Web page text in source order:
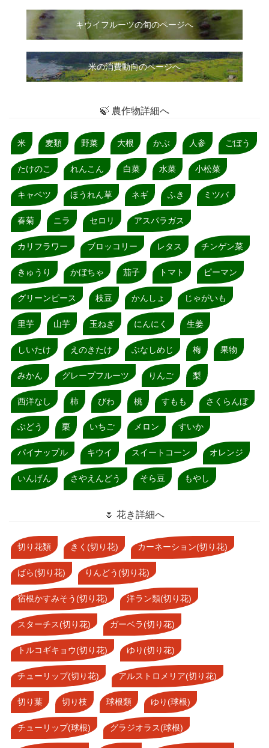
キウイフルーツの旬のページへ
米の消費動向のページへ
🍃 農作物詳細へ
米 麦類 野菜 大根 かぶ 人参 ごぼう
たけのこ れんこん 白菜 水菜 小松菜
キャベツ ほうれん草 ネギ ふき ミツバ
春菊 ニラ セロリ アスパラガス
カリフラワー ブロッコリー レタス チンゲン菜
きゅうり かぼちゃ 茄子 トマト ピーマン
グリーンピース 枝豆 かんしょ じゃがいも
里芋 山芋 玉ねぎ にんにく 生姜
しいたけ えのきたけ ぶなしめじ 梅 果物
みかん グレープフルーツ りんご 梨
西洋なし 柿 びわ 桃 すもも さくらんぼ
ぶどう 栗 いちご メロン すいか
パイナップル キウイ スイートコーン オレンジ
いんげん さやえんどう そら豆 もやし
🌷 花き詳細へ
切り花類 きく(切り花) カーネーション(切り花)
ばら(切り花) りんどう(切り花)
宿根かすみそう(切り花) 洋ラン類(切り花)
スターチス(切り花) ガーベラ(切り花)
トルコギキョウ(切り花) ゆり(切り花)
チューリップ(切り花) アルストロメリア(切り花)
切り葉 切り枝 球根類 ゆり(球根)
チューリップ(球根) グラジオラス(球根)